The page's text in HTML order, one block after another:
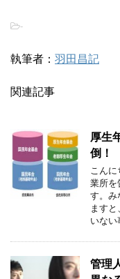
-
執筆者： 羽田昌記
関連記事
厚生
倒！
こん
業所を
す。み
ます
いない
管理